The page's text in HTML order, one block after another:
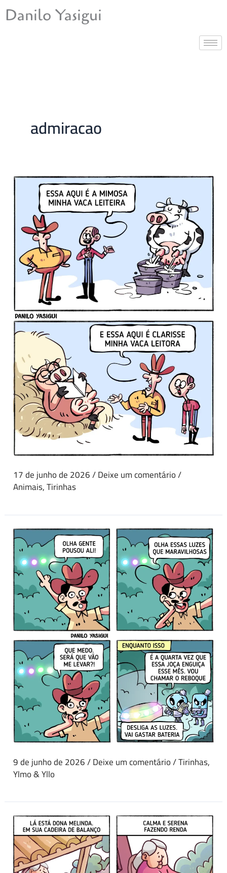
para
Danilo Yasigui
admiracao
17 de junho de 2026/Deixe um comentário/
Animais,Tirinhas
9 de junho de 2026/Deixe um comentário/Tirinhas,
Ylmo & Yllo